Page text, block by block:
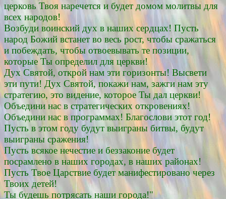
церковь Твоя наречется и будет домом молитвы для
всех народов!
Возбуди воинский дух в наших сердцах! Пусть
народ Божий встанет во весь рост, чтобы сражаться
и побеждать, чтобы отвоевывать те позиции,
которые Ты определил для церкви!
Дух Святой, открой нам эти горизонты! Высвети
эти пути! Дух Святой, покажи нам, зажги нам эту
стратегию, это видение, которое Ты дал церкви!
Объедини нас в стратегических откровениях!
Объедини нас в программах! Благослови этот год!
Пусть в этом году будут выиграны битвы, будут
выиграны сражения!
Пусть всякое нечестие и беззаконие будет
посрамлено в наших городах, в наших районах!
Пусть Твое Царствие будет манифестировано через
Твоих детей!
Ты будешь потрясать наши города!"